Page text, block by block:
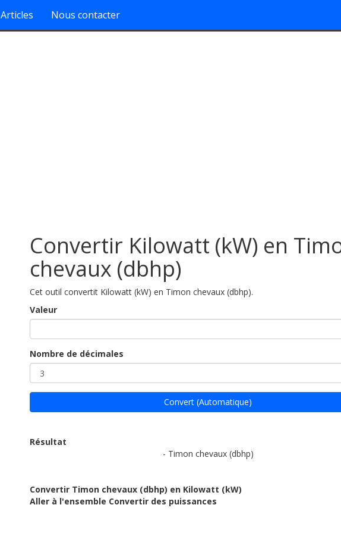
Articles Nous contacter
Convertir Kilowatt (kW) en
chevaux (dbhp)
Cet outil convertit Kilowatt (kW) en Timon chevaux (dbhp).
Valeur
Nombre de décimales
Convert (Automatique)
Résultat
- Timon chevaux (dbhp)
Convertir Timon chevaux (dbhp) en Kilowatt (kW)
Aller à l'ensemble Convertir des puissances